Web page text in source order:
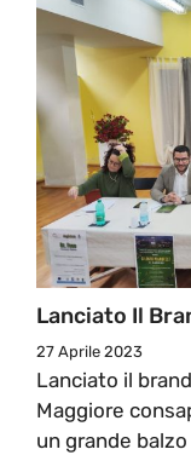
Lanciato Il
27 Aprile 2023
Lanciato il
Maggiore
un grande